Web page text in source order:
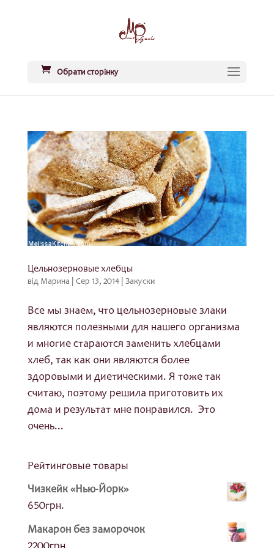
Обрати сторінку
Цельнозерновые хлебцы
від Марина Сер 13, 2014| Закуски
Все мы знаем, что цельнозерновые злаки
являются полезными для нашего организма
и многие стараются заменить хлебцами
хлеб, так как они являются более
здоровыми и диетическими. Я тоже так
считаю, поэтому решила приготовить их
дома и результат мне понравился. Это
очень...
Рейтинговые товары
Чизкейк «Нью-Йорк»
650грн.
Макарон без заморочок